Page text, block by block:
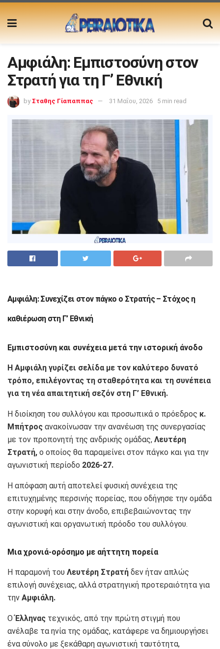
Αμφιάλη: Εμπιστοσύνη στον
Στρατή για τη Γ’ Εθνική
by Σταθης Γίαπαππας 31 Μαΐου, 2026 5 min read
Αμφιάλη: Συνεχίζει στον πάγκο ο Στρατής – Στόχος η
καθιέρωση στη Γ’ Εθνική
Εμπιστοσύνη και συνέχεια μετά την ιστορική άνοδο
Η Αμφιάλη γυρίζει σελίδα με τον καλύτερο δυνατό
τρόπο, επιλέγοντας τη σταθερότητα και τη συνέπεια
για τη νέα απαιτητική σεζόν στη Γ’ Εθνική.
Η διοίκηση του συλλόγου και προσωπικά ο πρόεδρος κ.
Μπήτρος ανακοίνωσαν την ανανέωση της συνεργασίας
με τον προπονητή της ανδρικής ομάδας, Λευτέρη
Στρατή, ο οποίος θα παραμείνει στον πάγκο και για την
αγωνιστική περίοδο 2026-27.
Η απόφαση αυτή αποτελεί φυσική συνέχεια της
επιτυχημένης περσινής πορείας, που οδήγησε την ομάδα
στην κορυφή και στην άνοδο, επιβεβαιώνοντας την
αγωνιστική και οργανωτική πρόοδο του συλλόγου.
Μια χρονιά-ορόσημο με αήττητη πορεία
Η παραμονή του Λευτέρη Στρατή δεν ήταν απλώς
επιλογή συνέχειας, αλλά στρατηγική προτεραιότητα για
την Αμφιάλη.
ΟΈλληνας τεχνικός, από την πρώτη στιγμή που
ανέλαβε τα ηνία της ομάδας, κατάφερε να δημιουργήσει
ένα σύνολο με ξεκάθαρη αγωνιστική ταυτότητα,